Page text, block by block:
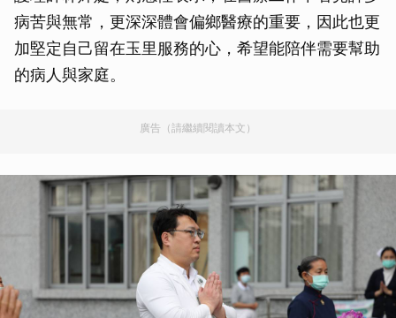
病苦與無常，更深深體會偏鄉醫療的重要，因此也更
加堅定自己留在玉里服務的心，希望能陪伴需要幫助
的病人與家庭。
廣告（請繼續閱讀本文）